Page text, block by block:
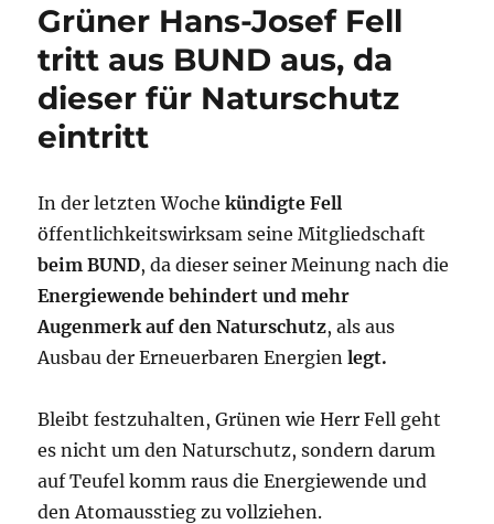
Grüner Hans-Josef Fell
tritt aus BUND aus, da
dieser für Naturschutz
eintritt
In der letzten Wochekündigte Fell
öffentlichkeitswirksam seine Mitgliedschaft
beim BUND, da dieser seiner Meinung nach die
Energiewende behindert und mehr
Augenmerk auf den Naturschutz, als aus
Ausbau der Erneuerbaren Energienlegt.
Bleibt festzuhalten, Grünen wie Herr Fell geht
es nicht um den Naturschutz, sondern darum
auf Teufel komm raus die Energiewende und
den Atomausstieg zu vollziehen.